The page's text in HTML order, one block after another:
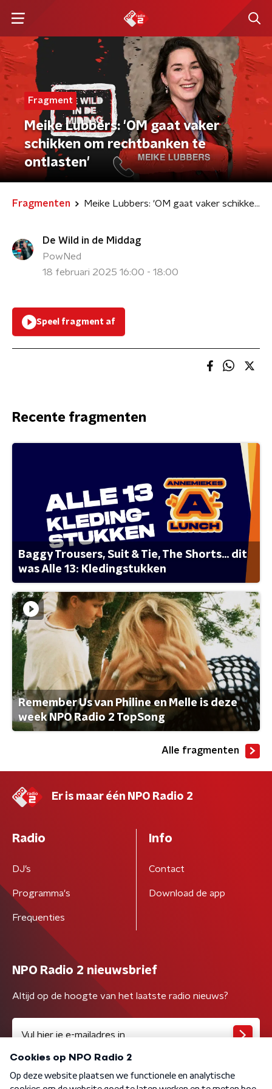
Fragment
Meike Lubbers: 'OM gaat vaker
schikken om rechtbanken te
ontlasten'
Fragmenten Meike Lubbers: 'OM gaat vaker schikken om rechtbanken te ontlasten'
De Wild in de Middag
PowNed
18 februari 2025 16:00 - 18:00
Speel fragment af
Recente fragmenten
Baggy Trousers, Suit & Tie, The Shorts... dit
was Alle 13: Kledingstukken
Remember Us van Philine en Melle is deze
week NPO Radio 2 TopSong
Alle fragmenten
Er is maar één NPO Radio 2
Radio
DJ’s
Programma's
Frequenties
Info
Contact
Download de app
NPO Radio 2 nieuwsbrief
Altijd op de hoogte van het laatste radio nieuws?